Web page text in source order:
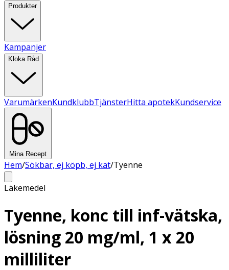
Produkter
Kampanjer
Kloka Råd
VarumärkenKundklubbTjänsterHitta apotekKundservice
Mina Recept
Hem/Sökbar, ej köpb, ej kat/Tyenne
Läkemedel
Tyenne, konc till inf-vätska,
lösning 20 mg/ml, 1 x 20
milliliter